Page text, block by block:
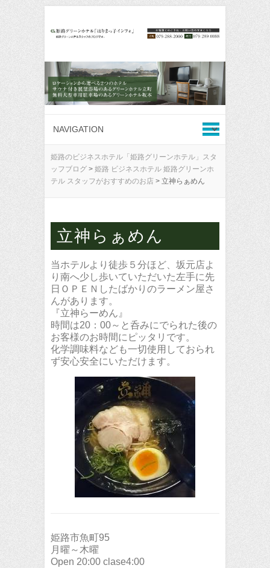
姫路のビジネスホテル「姫路グリーンホテル」スタ
ッフブログ > 姫路 ビジネスホテル 姫路グリーンホ
テル スタッフがおすすめのお店 > 立神らぁめん
立神らぁめん
当ホテルより徒歩５分ほど、坂元店よ
り南へ少し歩いていただいた左手に先
日ＯＰＥＮしたばかりのラーメン屋さ
んがあります。
『立神らーめん』
時間は20：00～と呑みにでられた後の
お客様のお時間にピッタリです。
化学調味料なども一切使用しておられ
ず安心安全にいただけます。
姫路市魚町95
月曜～木曜
Open 20:00 clase4:00